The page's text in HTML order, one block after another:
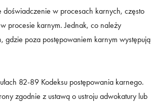
w procesach karnych, często
procesie karnym. Jednak, co należy
gdzie poza postępowaniem karnym występują
82-89 Kodeksu postępowania karnego.
zgodnie z ustawą o ustroju adwokatury lub